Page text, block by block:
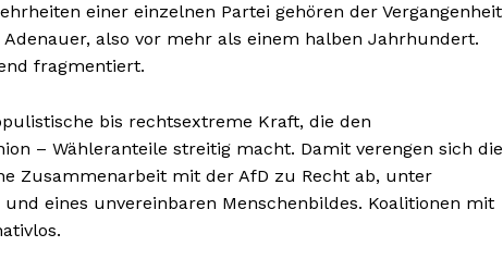
einer einzelnen Partei gehören der Vergangenheit
also vor mehr als einem halben Jahrhundert.
fragmentiert.
bis rechtsextreme Kraft, die den
– Wähleranteile streitig macht. Damit verengen sich die
Zusammenarbeit mit der AfD zu Recht ab, unter
eines unvereinbaren Menschenbildes. Koalitionen mit